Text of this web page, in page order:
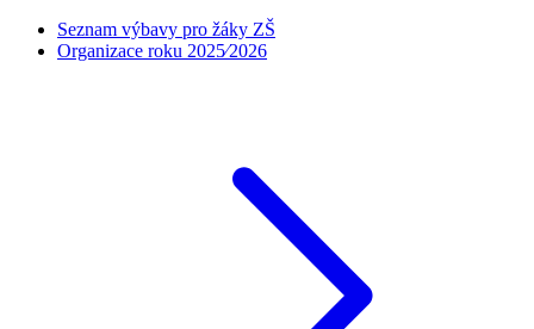
Seznam výbavy pro žáky ZŠ
Organizace roku 2025⁄2026